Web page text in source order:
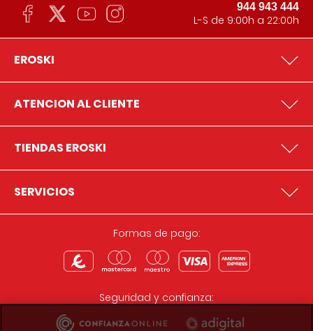
944 943 444
L-S de 9:00h a 22:00h
EROSKI
ATENCION AL CLIENTE
TIENDAS EROSKI
SERVICIOS
Formas de pago:
Seguridad y confianza: